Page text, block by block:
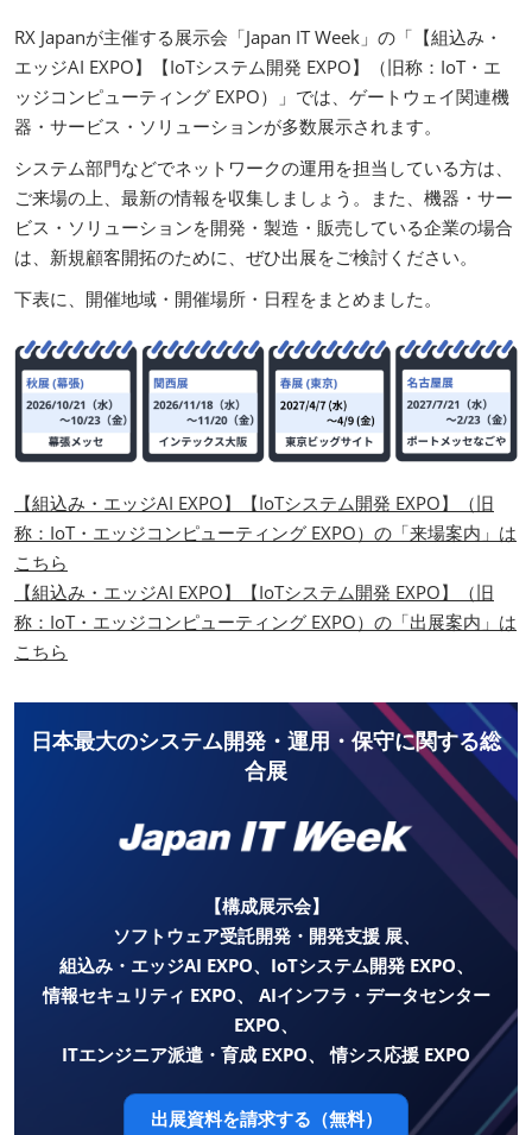
RX Japanが主催する展示会「Japan IT Week」の「【組込み・
エッジAI EXPO】【IoTシステム開発 EXPO】（旧称：IoT・エ
ッジコンピューティング EXPO）」では、ゲートウェイ関連機
器・サービス・ソリューションが多数展示されます。
システム部門などでネットワークの運用を担当している方は、
ご来場の上、最新の情報を収集しましょう。また、機器・サー
ビス・ソリューションを開発・製造・販売している企業の場合
は、新規顧客開拓のために、ぜひ出展をご検討ください。
下表に、開催地域・開催場所・日程をまとめました。
【組込み・エッジAI EXPO】【IoTシステム開発 EXPO】（旧
称：IoT・エッジコンピューティング EXPO）の「来場案内」は
こちら
【組込み・エッジAI EXPO】【IoTシステム開発 EXPO】（旧
称：IoT・エッジコンピューティング EXPO）の「出展案内」は
こちら
日本最大のシステム開発・運用・保守に関する総
合展
【構成展示会】
ソフトウェア受託開発・開発支援 展、
組込み・エッジAI EXPO、IoTシステム開発 EXPO、
情報セキュリティ EXPO、 AIインフラ・データセンター
EXPO、
ITエンジニア派遣・育成 EXPO、 情シス応援 EXPO
出展資料を請求する（無料）